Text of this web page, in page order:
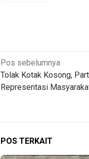
Navigasi
pos
Pos sebelumnya
Tolak Kotak Kosong,
Representasi
POS TERKAIT